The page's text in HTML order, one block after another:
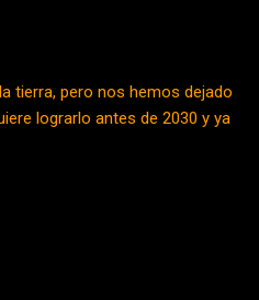
tierra, pero nos hemos dejado
lograrlo antes de 2030 y ya